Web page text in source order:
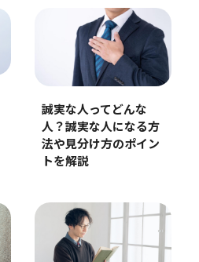
誠実な人ってどんな
人？誠実な人になる方
法や見分け方のポイン
トを解説